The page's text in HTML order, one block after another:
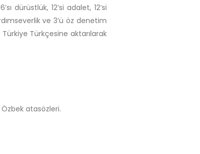
dürüstlük, 12’si adalet, 12’si
ve 3’ü öz denetim
Türkçesine aktarılarak
atasözleri.